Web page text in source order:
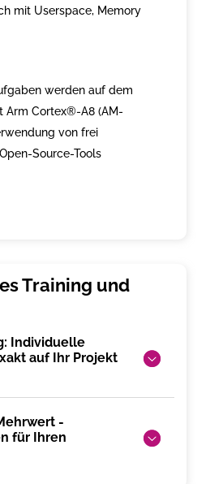
mit Userspace, Memory
werden auf dem
Arm Cortex®-A8 (AM-
von frei
Source-Tools
Individuelle
auf Ihr Projekt
-
für Ihren